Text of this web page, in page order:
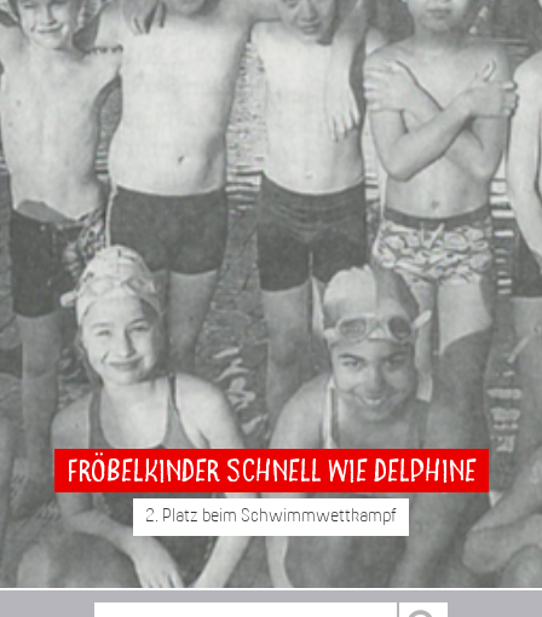
Fröbelkinder schnell wie Delphine
2. Platz beim Schwimmwettkampf